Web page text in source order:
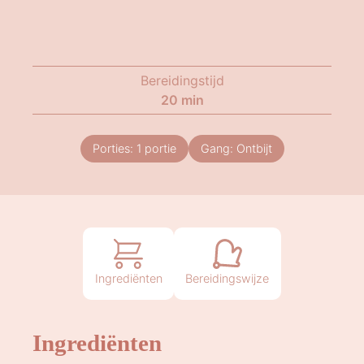
Bereidingstijd
20 min
Porties: 1 portie Gang: Ontbijt
Ingrediënten Bereidingswijze
Ingrediënten